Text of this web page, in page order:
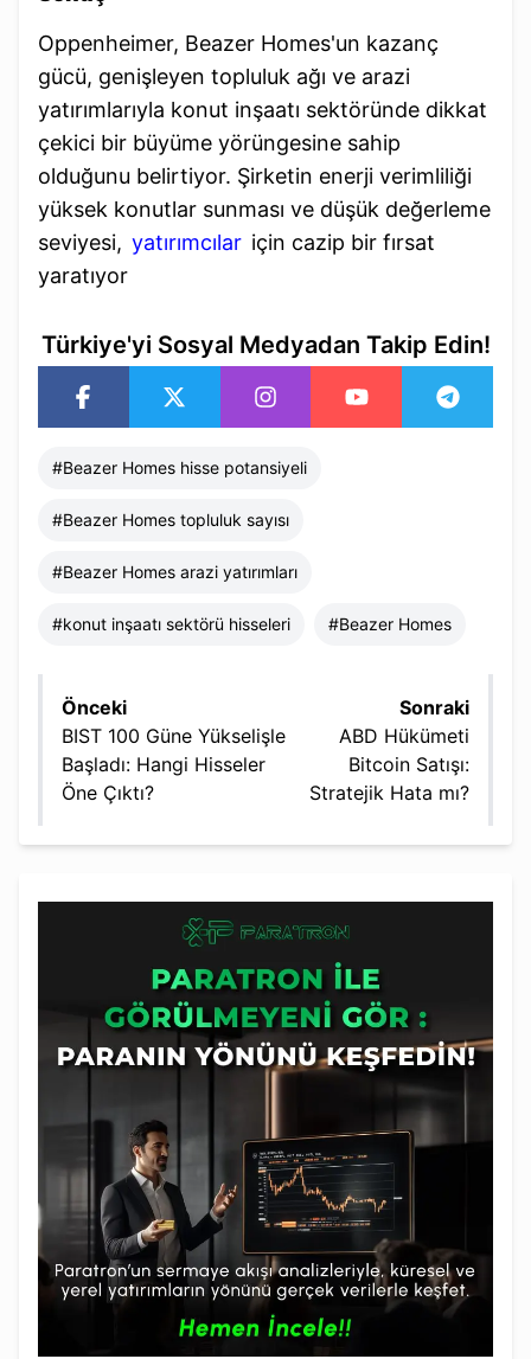
Oppenheimer, Beazer Homes'un kazanç
gücü, genişleyen topluluk ağı ve arazi
yatırımlarıyla konut inşaatı sektöründe dikkat
çekici bir büyüme yörüngesine sahip
olduğunu belirtiyor. Şirketin enerji verimliliği
yüksek konutlar sunması ve düşük değerleme
seviyesi, yatırımcılar için cazip bir fırsat
yaratıyor
Türkiye'yi Sosyal Medyadan Takip Edin!
#Beazer Homes hisse potansiyeli
#Beazer Homes topluluk sayısı
#Beazer Homes arazi yatırımları
#konut inşaatı sektörü hisseleri #Beazer Homes
Önceki
BIST 100 Güne Yükselişle
Başladı: Hangi Hisseler
Öne Çıktı?
Sonraki
ABD Hükümeti
Bitcoin Satışı:
Stratejik Hata mı?